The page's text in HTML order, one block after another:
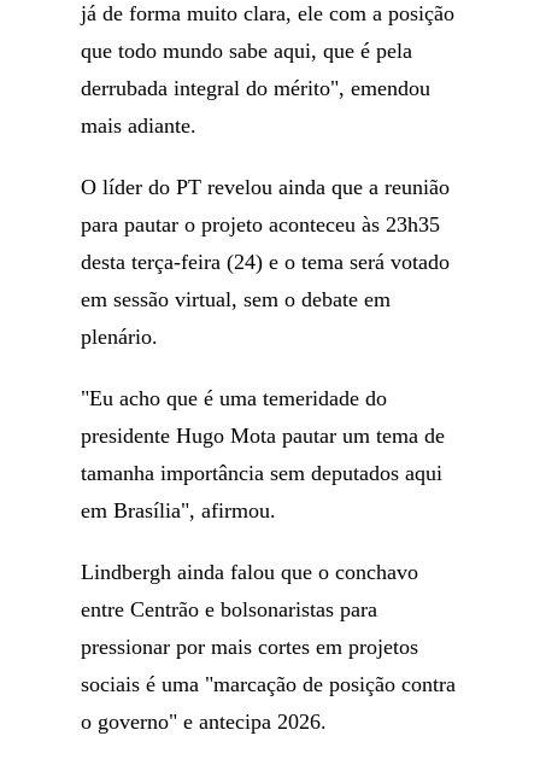
já de forma muito clara, ele com a posição
que todo mundo sabe aqui, que é pela
derrubada integral do mérito", emendou
mais adiante.
O líder do PT revelou ainda que a reunião
para pautar o projeto aconteceu às 23h35
desta terça-feira (24) e o tema será votado
em sessão virtual, sem o debate em
plenário.
"Eu acho que é uma temeridade do
presidente Hugo Mota pautar um tema de
tamanha importância sem deputados aqui
em Brasília", afirmou.
Lindbergh ainda falou que o conchavo
entre Centrão e bolsonaristas para
pressionar por mais cortes em projetos
sociais é uma "marcação de posição contra
o governo" e antecipa 2026.